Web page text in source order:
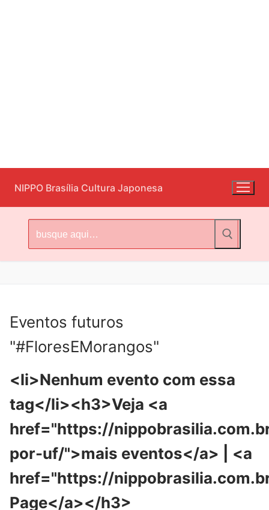
para
o
conteúdo
NIPPO Brasília Cultura Japonesa
por:
Eventos futuros
"#FloresEMorangos"
<li>Nenhum evento com essa
tag</li><h3>Veja <a
href="https://
por-uf/">mais eventos</a> | <a
href="https://
Page</a></h3>